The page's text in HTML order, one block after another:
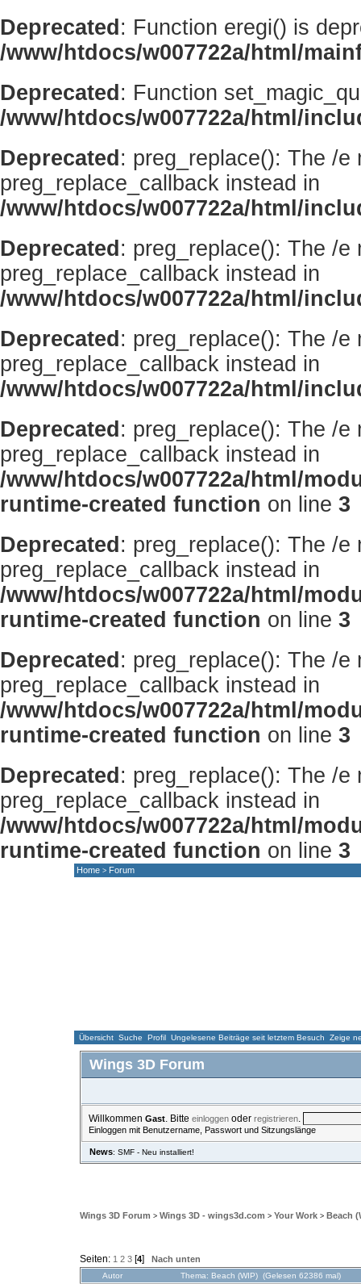
Deprecated : Function eregi() is
/www/htdocs/w007722a/html/
Deprecated : Function
/www/htdocs/w007722a/html/
Deprecated : preg_replace(): The /
preg_replace_callback instead in
/www/htdocs/w007722a/html/
Deprecated : preg_replace(): The /
preg_replace_callback instead in
/www/htdocs/w007722a/html/
Deprecated : preg_replace(): The /
preg_replace_callback instead in
/www/htdocs/w007722a/html/
Deprecated : preg_replace(): The /
preg_replace_callback instead in
/www/htdocs/w007722a/html/
runtime-created function on line 3
Deprecated : preg_replace(): The /
preg_replace_callback instead in
/www/htdocs/w007722a/html/
runtime-created function on line 3
Deprecated : preg_replace(): The /
preg_replace_callback instead in
/www/htdocs/w007722a/html/
runtime-created function on line 3
Deprecated : preg_replace(): The /
preg_replace_callback instead in
/www/htdocs/w007722a/html/
runtime-created function on line 3
Home> Forum
Übersicht Suche Profil Ungelesene Beiträge seit letztem Besuch Zeige
Wings 3D Forum
Willkommen Gast. Bitte einloggenoder registrieren.
Einloggen mit Benutzername, Passwort und Sitzungslänge
News: SMF - Neu installiert!
Wings 3D Forum > Wings 3D - wings3d.com > Your Work> Beach
Seiten: 1 2 3[4] Nach unten
Autor Thema: Beach (WIP) (Gelesen 62386 mal)